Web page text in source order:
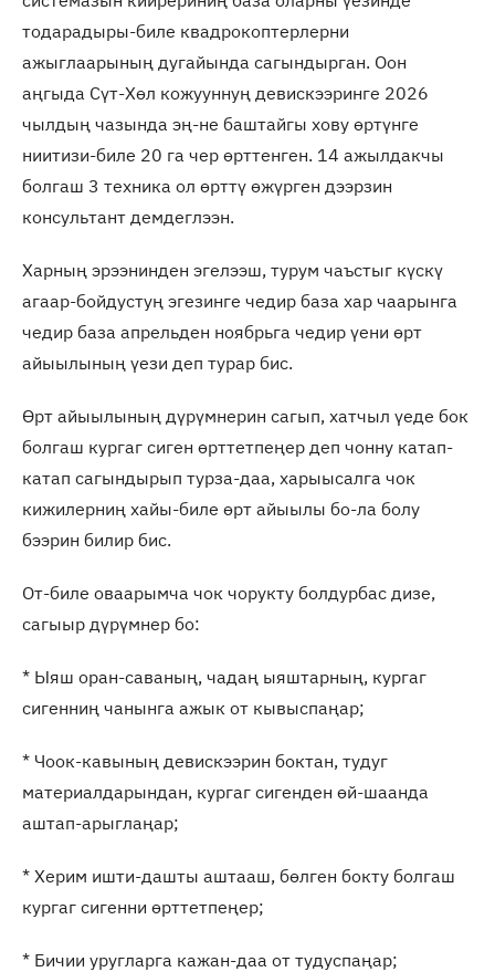
тодарадыры-биле квадрокоптерлерни
ажыглаарының дугайында сагындырган. Оон
аңгыда Сүт-Хөл кожууннуң девискээринге 2026
чылдың чазында эң-не баштайгы хову өртүнге
ниитизи-биле 20 га чер өрттенген. 14 ажылдакчы
болгаш 3 техника ол өрттү өжүрген дээрзин
консультант демдеглээн.
Харның эрээнинден эгелээш, турум чаъстыг күскү
агаар-бойдустуң эгезинге чедир база хар чаарынга
чедир база апрельден ноябрьга чедир үени өрт
айыылының үези деп турар бис.
Өрт айыылының дүрүмнерин сагып, хатчыл үеде бок
болгаш кургаг сиген өрттетпеңер деп чонну катап-
катап сагындырып турза-даа, харыысалга чок
кижилерниң хайы-биле өрт айыылы бо-ла болу
бээрин билир бис.
От-биле оваарымча чок чорукту болдурбас дизе,
сагыыр дүрүмнер бо:
* Ыяш оран-саваның, чадаң ыяштарның, кургаг
сигенниң чанынга ажык от кывыспаңар;
* Чоок-кавының девискээрин боктан, тудуг
материалдарындан, кургаг сигенден өй-шаанда
аштап-арыглаңар;
* Херим ишти-дашты аштааш, бөлген бокту болгаш
кургаг сигенни өрттетпеңер;
* Бичии уругларга кажан-даа от тудуспаңар;